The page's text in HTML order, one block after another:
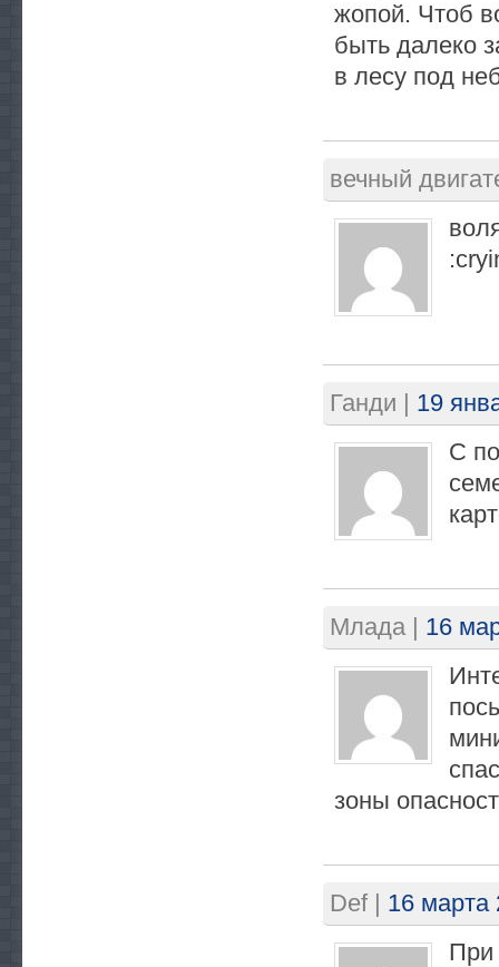
жопой. Чтоб
быть далеко
в лесу под
вечный
Ганди | 19
C
Млада | 16
зоны
Def | 16 марта
При